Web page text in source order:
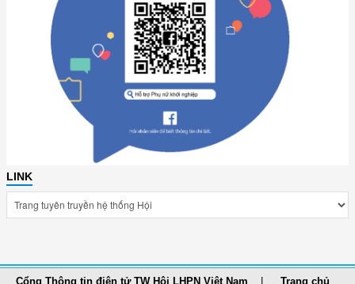
LINK
Cổng Thông tin điện tử TW Hội LHPN Việt Nam Trang chủ